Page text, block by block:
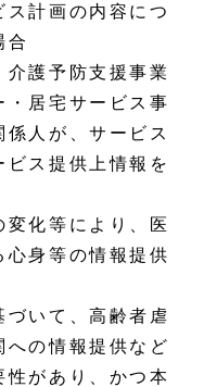
計画の内容につ
合
護予防支援事業
・居宅サービス事
人が、サービス
ス提供上情報を
化等により、医
心身等の情報提供
いて、高齢者虐
への情報提供など
性があり、かつ本